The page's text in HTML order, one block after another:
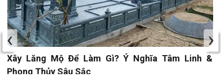
Xây Lăng Mộ Để Làm Gì? Ý Nghĩa Tâm Linh &
Phong Thủy Sâu Sắc
‹ ›